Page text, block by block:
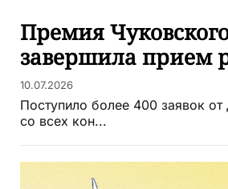
Премия
завершила прием
10.07.2026
Поступило более 400 заявок от
со всех кон...